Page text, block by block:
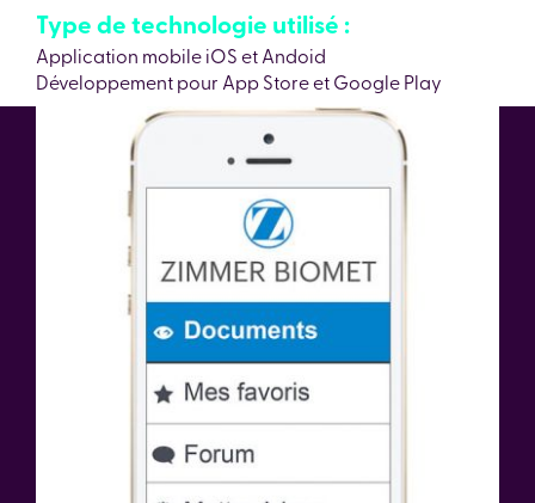
Type de technologie utilisé :
Application mobile iOS et Andoid
Développement pour App Store et Google Play